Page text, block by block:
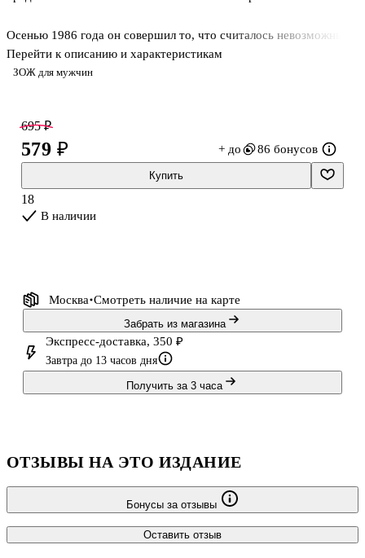
ЗОЖ для мужчин
Осенью 1986 года он совершил то, что считалось невозможным:
первым в истории поднялся на все 14 восьмитысячников мира
без искусственного кислорода, а два из них прошел в одиночку.
В этой книге Райнхольд Месснер подводит итог более чем
столетней истории высотного альпинизма, опираясь на редкие
архивные материалы, документы и личные свидетельства.
Особую ценность изданию придают уникальные, ранее не
Перейти к описанию и характеристикам
695 ₽
579 ₽ + до 86 бонусов
Купить
18
В наличии
Москва Смотреть наличие на карте
Забрать из магазина
Экспресс-доставка, 350 ₽
Завтра до 13 часов дня
Получить за 3 часа
ОТЗЫВЫ НА ЭТО ИЗДАНИЕ
Бонусы за отзывы
Оставить отзыв